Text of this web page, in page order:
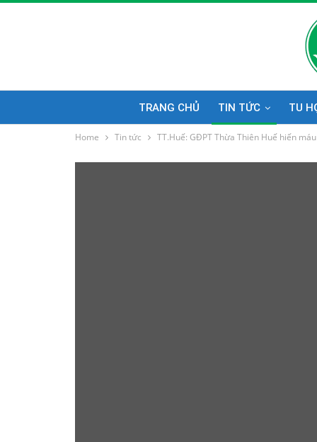
TRANG CHỦ TIN TỨC TU
Home Tin tức TT.Huế: GĐPT Thừa Thiên Huế hiến